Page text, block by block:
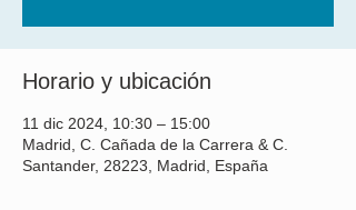
Horario y ubicación
11 dic 2024, 10:30 – 15:00
Madrid, C. Cañada de la Carrera & C.
Santander, 28223, Madrid, España